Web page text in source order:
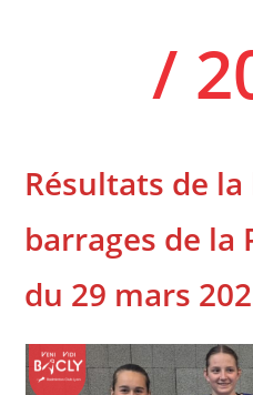
/
Résultats de la
barrages de la
du 29 mars